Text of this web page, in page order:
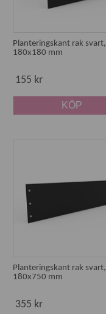
Planteringskant rak svart,
180x180 mm
155 kr
KÖP
Planteringskant rak svart,
180x750 mm
355 kr